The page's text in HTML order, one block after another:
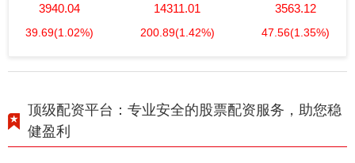
3940.04
39.69(1.02%)
14311.01
200.89(1.42%)
3563.12
47.56(1.35%)
顶级配资平台：专业安全的股票配资服务，助您稳
健盈利